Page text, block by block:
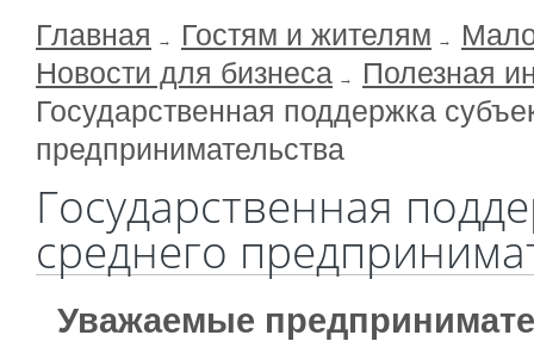
Главная Гостям и жителям
Новости для бизнеса
Полезная
Государственная поддержка
предпринимательства
Государственная
среднего
Уважаемые